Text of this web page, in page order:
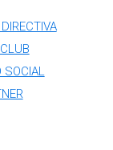
SOCIAL